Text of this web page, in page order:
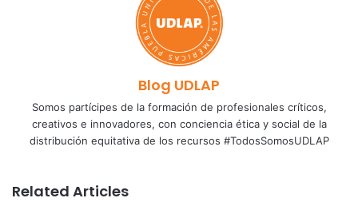
Blog UDLAP
Somos partícipes de la formación de profesionales críticos,
creativos e innovadores, con conciencia ética y social de la
distribución equitativa de los recursos #TodosSomosUDLAP
Related Articles